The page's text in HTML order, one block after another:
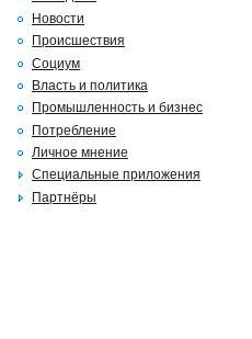
Новости
Происшествия
Социум
Власть и политика
Промышленность и бизнес
Потребление
Личное мнение
Специальные приложения
Партнёры